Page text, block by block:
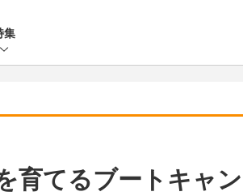
集
育てるブートキャン